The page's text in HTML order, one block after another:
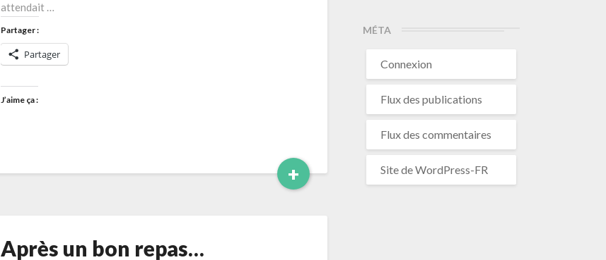
attendait …
+Read
More
Partager :
Partager
J’aime ça :
Après
Après un bon repas…
MÉTA
Connexion
Flux des publications
Flux des commentaires
Site de WordPress-FR